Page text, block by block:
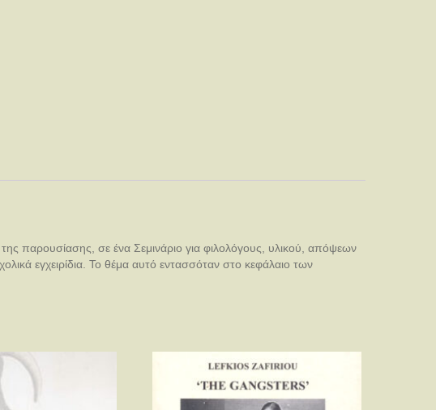
παρουσίασης, σε ένα Σεμινάριο για φιλολόγους, υλικού, απόψεων
εγχειρίδια. Το θέμα αυτό εντασσόταν στο κεφάλαιο των